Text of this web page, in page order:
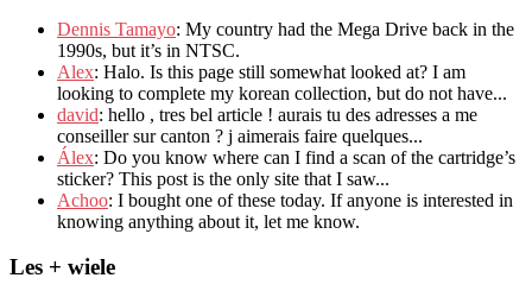
Dennis Tamayo: My country had the Mega Drive back in the
1990s, but it’s in NTSC.
Alex: Halo. Is this page still somewhat looked at? I am
looking to complete my korean collection, but do not have...
david: hello , tres bel article ! aurais tu des adresses a me
conseiller sur canton ? j aimerais faire quelques...
Álex: Do you know where can I find a scan of the cartridge’s
sticker? This post is the only site that I saw...
Achoo: I bought one of these today. If anyone is interested in
knowing anything about it, let me know.
Les + wiele